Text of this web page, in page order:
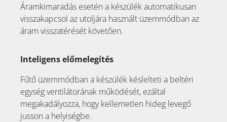
Áramkimaradás esetén a készülék automatikusan
visszakapcsol az utoljára használt üzemmódban az
áram visszatérését követően.
Inteligens előmelegítés
Fűtő üzemmódban a készülék késlelteti a beltéri
egység ventilátorának működését, ezáltal
megakadályozza, hogy kellemetlen hideg levegő
jusson a helyiségbe.